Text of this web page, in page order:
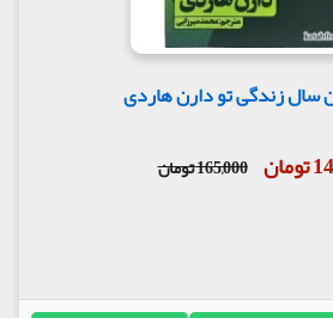
سال زندگی تو دارن هاردی
165,000 تومان